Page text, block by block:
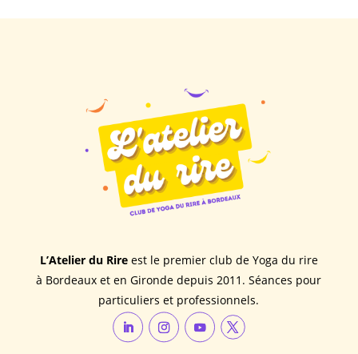
L’Atelier du Rireest le premier club de Yoga du rire
à Bordeaux et en Gironde depuis 2011. Séances pour
particuliers et professionnels.